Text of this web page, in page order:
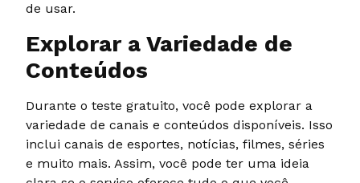
de usar.
Explorar a Variedade de
Conteúdos
Durante o teste gratuito, você pode explorar a
variedade de canais e conteúdos disponíveis. Isso
inclui canais de esportes, notícias, filmes, séries
e muito mais. Assim, você pode ter uma ideia